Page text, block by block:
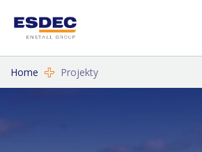
Home Projekty